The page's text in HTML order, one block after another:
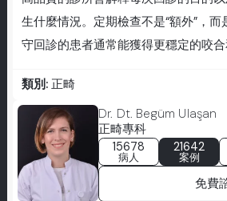
生什麼情況。定期檢查不是“額外”，
守回診的患者通常能獲得更穩定的咬合
類別: 正畸
Dr. Dt. Begüm Ulaşan
正畸專科
15678
病人
21642
案例
免費